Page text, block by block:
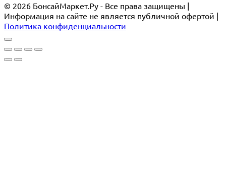
© 2026 БонсайМаркет.Ру - Все права защищены |
Информация на сайте не является публичной офертой |
Политика конфиденциальности